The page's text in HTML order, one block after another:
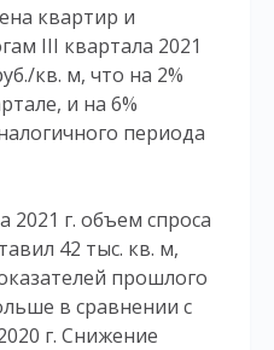
квартир и
III квартала 2021
кв. м, что на 2%
и на 6%
периода
2021 г. объем спроса
42 тыс. кв. м,
прошлого
в сравнении с
г. Снижение